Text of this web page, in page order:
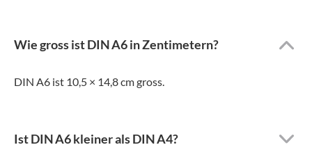
Wie gross ist DIN A6 in Zentimetern?
DIN A6 ist 10,5 × 14,8 cm gross.
Ist DIN A6 kleiner als DIN A4?